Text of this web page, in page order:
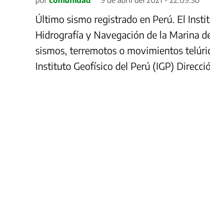
Último sismo registrado en Perú. El
Hidrografía y Navegación de la Marina
sismos, terremotos o movimientos
Instituto Geofísico del Perú (IGP)